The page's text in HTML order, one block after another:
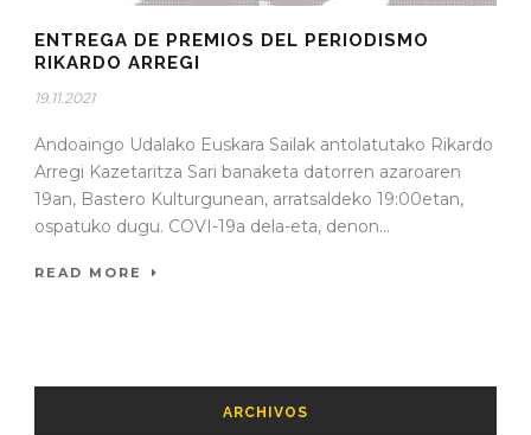
ENTREGA DE PREMIOS DEL PERIODISMO
RIKARDO ARREGI
19.11.2021
Andoaingo Udalako Euskara Sailak antolatutako Rikardo
Arregi Kazetaritza Sari banaketa datorren azaroaren
19an, Bastero Kulturgunean, arratsaldeko 19:00etan,
ospatuko dugu. COVI-19a dela-eta, denon...
READ MORE
ARCHIVOS